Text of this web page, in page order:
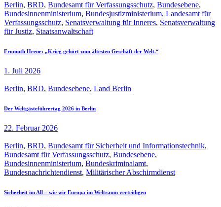
Berlin, BRD, Bundesamt für Verfassungsschutz, Bundesebene,
Bundesinnenministerium, Bundesjustizministerium, Landesamt für
Verfassungsschutz, Senatsverwaltung für Inneres, Senatsverwaltung
für Justiz, Staatsanwaltschaft
Fromuth Heene: „Krieg gehört zum ältesten Geschäft der Welt.“
1. Juli 2026
Berlin, BRD, Bundesebene, Land Berlin
Der Weltgästeführertag 2026 in Berlin
22. Februar 2026
Berlin, BRD, Bundesamt für Sicherheit und Informationstechnik,
Bundesamt für Verfassungsschutz, Bundesebene,
Bundesinnenministerium, Bundeskriminalamt,
Bundesnachrichtendienst, Militärischer Abschirmdienst
Sicherheit im All – wie wir Europa im Weltraum verteidigen